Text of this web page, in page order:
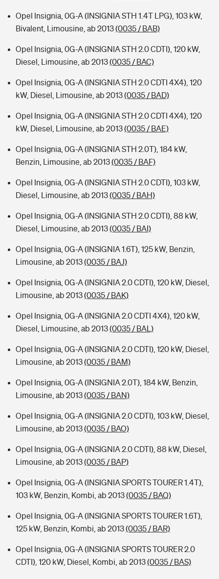
Opel Insignia, 0G-A (INSIGNIA STH 1.4T LPG), 103 kW,
Bivalent, Limousine, ab 2013(0035 / BAB)
Opel Insignia, 0G-A (INSIGNIA STH 2.0 CDTI), 120 kW,
Diesel, Limousine, ab 2013(0035 / BAC)
Opel Insignia, 0G-A (INSIGNIA STH 2.0 CDTI 4X4), 120
kW, Diesel, Limousine, ab 2013(0035 / BAD)
Opel Insignia, 0G-A (INSIGNIA STH 2.0 CDTI 4X4), 120
kW, Diesel, Limousine, ab 2013(0035 / BAE)
Opel Insignia, 0G-A (INSIGNIA STH 2.0T), 184 kW,
Benzin, Limousine, ab 2013(0035 / BAF)
Opel Insignia, 0G-A (INSIGNIA STH 2.0 CDTI), 103 kW,
Diesel, Limousine, ab 2013(0035 / BAH)
Opel Insignia, 0G-A (INSIGNIA STH 2.0 CDTI), 88 kW,
Diesel, Limousine, ab 2013(0035 / BAI)
Opel Insignia, 0G-A (INSIGNIA 1.6T), 125 kW, Benzin,
Limousine, ab 2013(0035 / BAJ)
Opel Insignia, 0G-A (INSIGNIA 2.0 CDTI), 120 kW, Diesel,
Limousine, ab 2013(0035 / BAK)
Opel Insignia, 0G-A (INSIGNIA 2.0 CDTI 4X4), 120 kW,
Diesel, Limousine, ab 2013(0035 / BAL)
Opel Insignia, 0G-A (INSIGNIA 2.0 CDTI), 120 kW, Diesel,
Limousine, ab 2013(0035 / BAM)
Opel Insignia, 0G-A (INSIGNIA 2.0T), 184 kW, Benzin,
Limousine, ab 2013(0035 / BAN)
Opel Insignia, 0G-A (INSIGNIA 2.0 CDTI), 103 kW, Diesel,
Limousine, ab 2013(0035 / BAO)
Opel Insignia, 0G-A (INSIGNIA 2.0 CDTI), 88 kW, Diesel,
Limousine, ab 2013(0035 / BAP)
Opel Insignia, 0G-A (INSIGNIA SPORTS TOURER 1.4T),
103 kW, Benzin, Kombi, ab 2013(0035 / BAQ)
Opel Insignia, 0G-A (INSIGNIA SPORTS TOURER 1.6T),
125 kW, Benzin, Kombi, ab 2013(0035 / BAR)
Opel Insignia, 0G-A (INSIGNIA SPORTS TOURER 2.0
CDTI), 120 kW, Diesel, Kombi, ab 2013(0035 / BAS)